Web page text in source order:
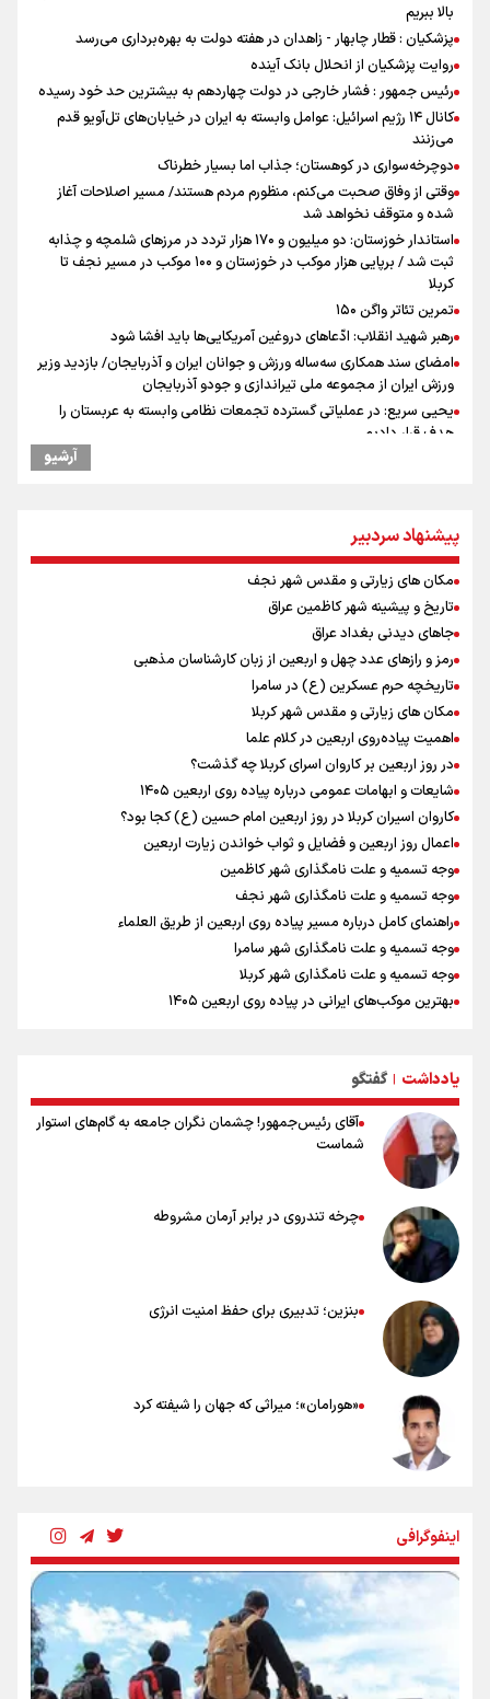
بالا ببریم
پزشکیان : قطار چابهار - زاهدان در هفته دولت به بهره‌برداری می‌رسد
روایت پزشکیان از انحلال بانک آینده
رئیس جمهور : فشار خارجی در دولت چهاردهم به بیشترین حد خود رسیده
کانال ۱۴ رژیم اسرائیل: عوامل وابسته به ایران در خیابان‌های تل‌آویو قدم
می‌زنند
دوچرخه‌سواری در کوهستان؛ جذاب اما بسیار خطرناک
وقتی از وفاق صحبت می‌کنم، منظورم مردم هستند/ مسیر اصلاحات آغاز
شده و متوقف نخواهد شد
استاندار خوزستان: دو میلیون و ۱۷۰ هزار تردد در مرزهای شلمچه و چذابه
ثبت شد / برپایی هزار موکب در خوزستان و ۱۰۰ موکب در مسیر نجف تا
کربلا
تمرین تئاتر واگن ۱۵۰
رهبر شهید انقلاب: ادّعاهای دروغین آمریکایی‌ها باید افشا شود
امضای سند همکاری سه‌ساله ورزش و جوانان ایران و آذربایجان/ بازدید وزیر
ورزش ایران از مجموعه ملی تیراندازی و جودو آذربایجان
یحیی سریع: در عملیاتی گسترده تجمعات نظامی وابسته به عربستان را
هدف قرار دادیم
کانادا دو مظنون تیراندازی در نزدیکی کنسولگری آمریکا را بازداشت کرد
داشته باشد
افزایش تعداد قربانیان تیراندازی در مدرسه تایلندی
زد، بازار داخلی در انتظار تعیین تکلیف دلار
میان صعود و سقوط
دانیال شه‌بخش: اردوی ازبکستان کیفیت فنی تیم ملی را بالا برد/ برای
مدال ناگویا باید قهرمانان جهان و المپیک را شکست دهیم
گوشت ارزان نمی‌شود
خوشرنگ‌ترین مدال‌ها به ایران برگردیم
خودکشی ضارب ۱۴ ساله مدرسه تایلندی
آرشیو
پیشنهاد سردبیر
مکان های زیارتی و مقدس شهر نجف
تاریخ و پیشینه شهر کاظمین عراق
جاهای دیدنی بغداد عراق
رمز و رازهای عدد چهل و اربعین از زبان کارشناسان مذهبی
تاریخچه حرم عسکرین (ع) در سامرا
مکان های زیارتی و مقدس شهر کربلا
اهمیت پیاده‌روی اربعین در کلام علما
در روز اربعین بر کاروان اسرای کربلا چه گذشت؟
شایعات و ابهامات عمومی درباره پیاده روی اربعین ۱۴۰۵
کاروان اسیران کربلا در روز اربعین امام حسین (ع) کجا بود؟
اعمال روز اربعین و فضایل و ثواب خواندن زیارت اربعین
وجه تسمیه و علت نامگذاری شهر کاظمین
وجه تسمیه و علت نامگذاری شهر نجف
راهنمای کامل درباره مسیر پیاده روی اربعین از طریق العلماء
وجه تسمیه و علت نامگذاری شهر سامرا
وجه تسمیه و علت نامگذاری شهر کربلا
بهترین موکب‌های ایرانی در پیاده روی اربعین ۱۴۰۵
۲۰ نکته دوستانه درباره پیاده روی اربعین و عراقی ها
یادداشت | گفتگو
آقای رئیس‌جمهور! چشمان نگران جامعه به گام‌های استوار
شماست
چرخه تندروی در برابر آرمان مشروطه
بنزین؛ تدبیری برای حفظ امنیت انرژی
«هورامان»؛ میراثی که جهان را شیفته کرد
رسانه ملی و حق مردم برای شنیدن صدای رئیس‌جمهوری
روایت ایران از کنار مردم
اینفوگرافی